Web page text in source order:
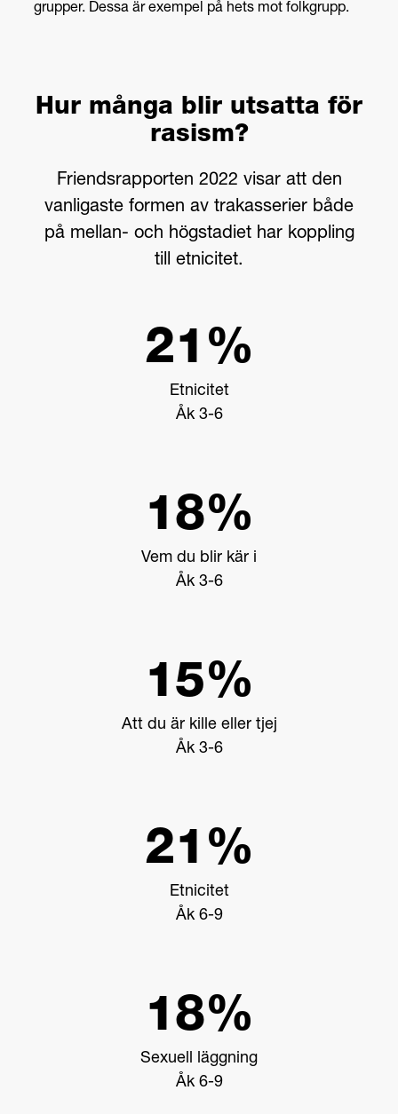
grupper. Dessa är exempel på hets mot folkgrupp.
Hur många blir utsatta för
rasism?
Friendsrapporten 2022 visar att den
vanligaste formen av trakasserier både
på mellan- och högstadiet har koppling
till etnicitet.
21%
Etnicitet
Åk 3-6
18%
Vem du blir kär i
Åk 3-6
15%
Att du är kille eller tjej
Åk 3-6
21%
Etnicitet
Åk 6-9
18%
Sexuell läggning
Åk 6-9